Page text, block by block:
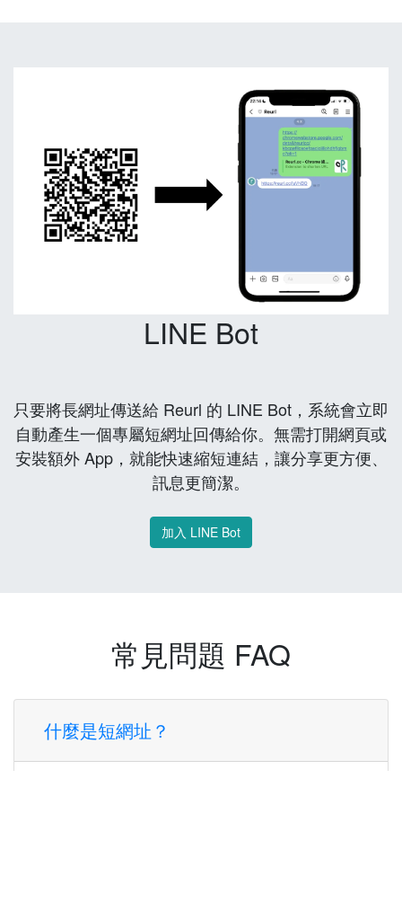
LINE Bot
只要將長網址傳送給 Reurl 的 LINE Bot，系統會立即
自動產生一個專屬短網址回傳給你。無需打開網頁或
安裝額外 App，就能快速縮短連結，讓分享更方便、
訊息更簡潔。
加入 LINE Bot
常見問題 FAQ
什麼是短網址？